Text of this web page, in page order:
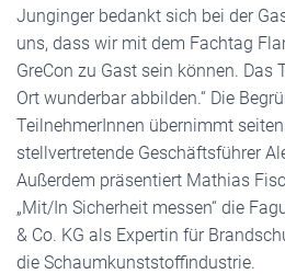
Junginger bedankt sich bei der
uns, dass wir mit dem Fachtag
GreCon zu Gast sein können.
Ort wunderbar abbilden.“ Die
TeilnehmerInnen übernimmt
stellvertretende Geschäftsführer
Außerdem präsentiert Mathias
„Mit/In Sicherheit messen“ die
& Co. KG als Expertin für
die Schaumkunststoffindustrie.